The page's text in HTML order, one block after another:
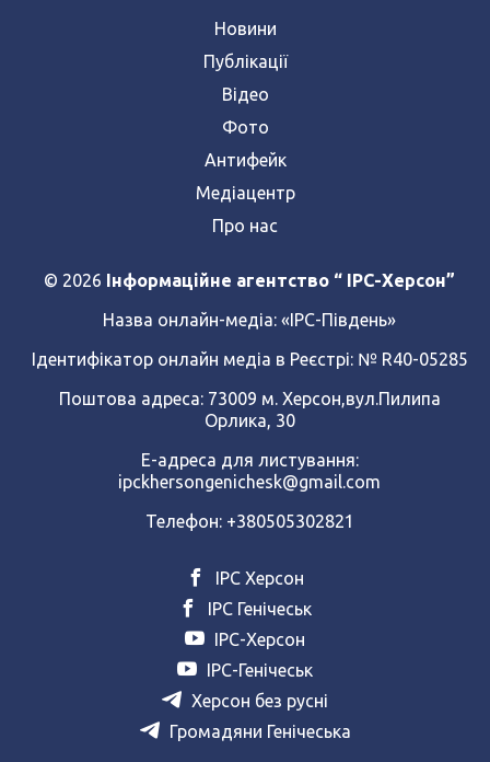
Новини
Публікації
Відео
Фото
Антифейк
Медіацентр
Про нас
© 2026 Інформаційне агентство “ IPC-Херсон”
Назва онлайн-медіа: «ІРС-Південь»
Ідентифікатор онлайн медіа в Реєстрі: № R40-05285
Поштова адреса: 73009 м. Херсон,вул.Пилипа
Орлика, 30
Е-адреса для листування:
ipckhersongenichesk@gmail.com
Телефон: +380505302821
ІРС Херсон
ІРС Генічеськ
ІРС-Херсон
ІРС-Генічеськ
Херсон без русні
Громадяни Генічеська